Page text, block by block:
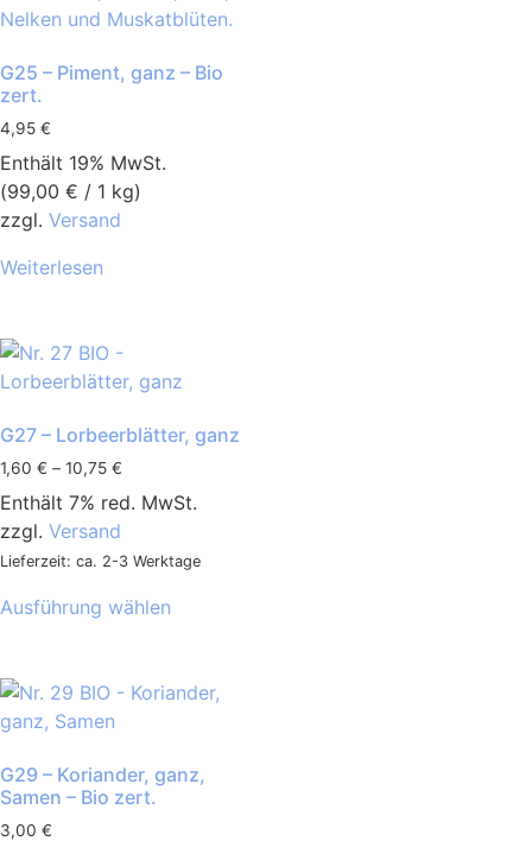
G25 – Piment, ganz – Bio
zert.
4,95 €
Enthält 19% MwSt.
(99,00 € / 1 kg)
zzgl. Versand
Weiterlesen
G27 – Lorbeerblätter, ganz
1,60 € – 10,75 €
Enthält 7% red. MwSt.
zzgl. Versand
Lieferzeit: ca. 2-3 Werktage
Ausführung wählen
G29 – Koriander, ganz,
Samen – Bio zert.
3,00 €